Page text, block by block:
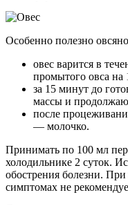
Особенно полезно
овес варится в
промытого овса на
за 15 минут до
массы и
после
— молочко.
Принимать по 100 мл
холодильнике 2 суток.
обострения болезни.
симптомах не